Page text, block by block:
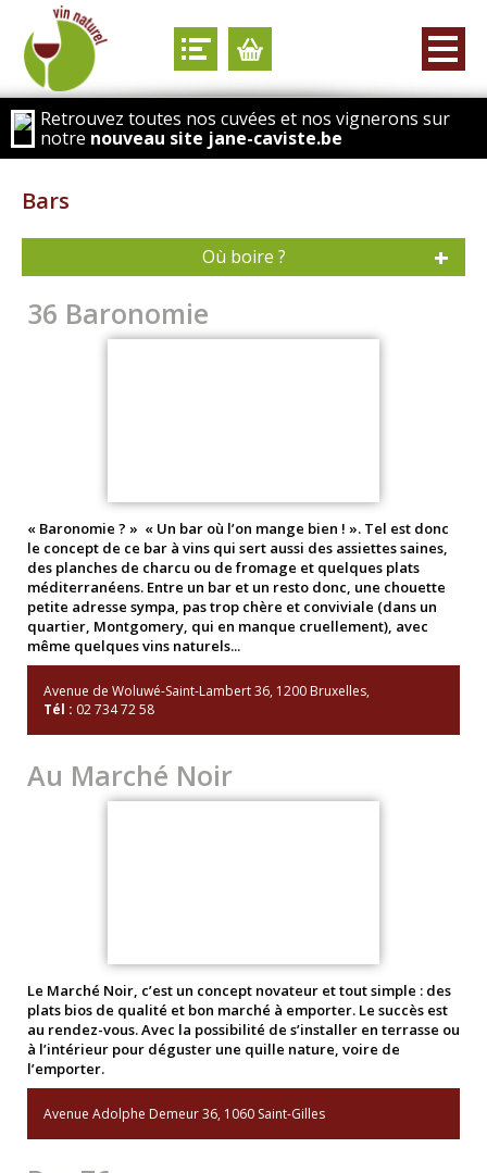
Retrouvez toutes nos cuvées et nos vignerons sur
notre nouveau site jane-caviste.be
Bars
Où boire ?
36 Baronomie
« Baronomie ? » « Un bar où l’on mange bien ! ». Tel est donc
le concept de ce bar à vins qui sert aussi des assiettes saines,
des planches de charcu ou de fromage et quelques plats
méditerranéens. Entre un bar et un resto donc, une chouette
petite adresse sympa, pas trop chère et conviviale (dans un
quartier, Montgomery, qui en manque cruellement), avec
même quelques vins naturels...
Avenue de Woluwé-Saint-Lambert 36, 1200 Bruxelles,
Tél : 02 734 72 58
Au Marché Noir
Le Marché Noir, c’est un concept novateur et tout simple : des
plats bios de qualité et bon marché à emporter. Le succès est
au rendez-vous. Avec la possibilité de s’installer en terrasse ou
à l’intérieur pour déguster une quille nature, voire de
l’emporter.
Avenue Adolphe Demeur 36, 1060 Saint-Gilles